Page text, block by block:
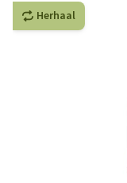
Herhaal